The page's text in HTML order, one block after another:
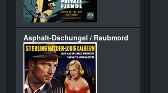
Asphalt-Dschungel / Raubmord